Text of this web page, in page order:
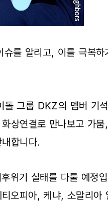
슈를 알리고, 이를 극복하
돌 그룹 DKZ의 멤버 기
상연결로 만나보고 가
합니다.
위기 실태를 다룰 예정
오피아, 케냐, 소말리아